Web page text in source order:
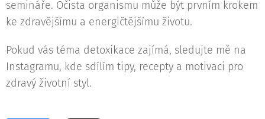
semináře. Očista organismu může být prvním krokem
ke zdravějšímu a energičtějšímu životu.
Pokud vás téma detoxikace zajímá, sledujte mě na
Instagramu, kde sdílím tipy, recepty a motivaci pro
zdravý životní styl.